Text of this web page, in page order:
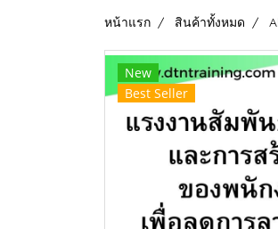
หน้าแรก สินค้าทั้งหมด
New
Best Seller